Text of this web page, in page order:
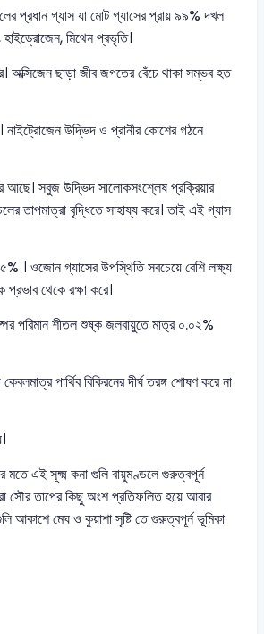
প্রধান গ্যাস যা মোট গ্যাসের প্রায় ৯৯% দখল
মিথেন প্রভৃতি।
অক্সিজেন ছাড়া জীব জগতের বেঁচে থাকা সম্ভব হত
উদ্ভিদ ও প্রানীর কোশের গঠনে
আছে। সবুজ উদ্ভিদ সালোকসংশ্লেষ প্রক্রিয়ার
তাপমাত্রা বৃদ্ধিতে সাহায্য করে। তাই এই গ্যাস
। ওজোন গ্যাসের উপস্থিতি সবচেয়ে বেশি লক্ষ্য
থেকে রক্ষা করে।
পরিমান শীতল শুষ্ক জলবায়ুতে মাত্র ০.০২%
পার্থিব বিকিরনের দীর্ঘ তরঙ্গ শোষণ করে না
এই সূক্ষ্ম কনা গুলি বায়ুমণ্ডলে গুরুত্বপূর্ন
সৌর তাপের কিছু অংশ প্রতিফলিত হয়ে আবার
আকাশে মেঘ ও কুয়াশা সৃষ্টি তে গুরুত্বপূর্ন ভূমিকা